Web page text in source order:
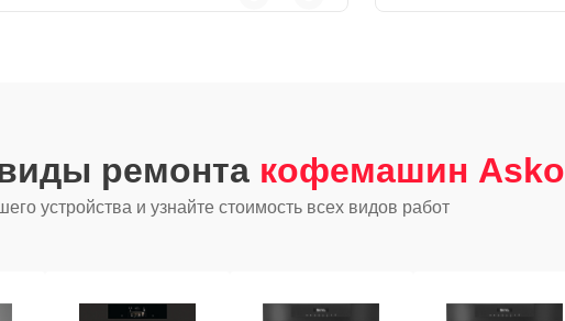
ремонта кофемашин Asko
устройства и узнайте стоимость всех видов работ